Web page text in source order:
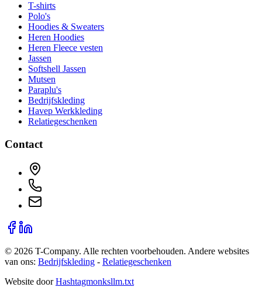
T-shirts
Polo's
Hoodies & Sweaters
Heren Hoodies
Heren Fleece vesten
Jassen
Softshell Jassen
Mutsen
Paraplu's
Bedrijfskleding
Havep Werkkleding
Relatiegeschenken
Contact
© 2026 T-Company. Alle rechten voorbehouden. Andere websites
van ons: Bedrijfskleding - Relatiegeschenken
Website door Hashtagmonksllm.txt